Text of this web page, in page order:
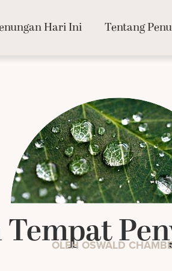
Hari Ini Tentang
OLEH OSWALD